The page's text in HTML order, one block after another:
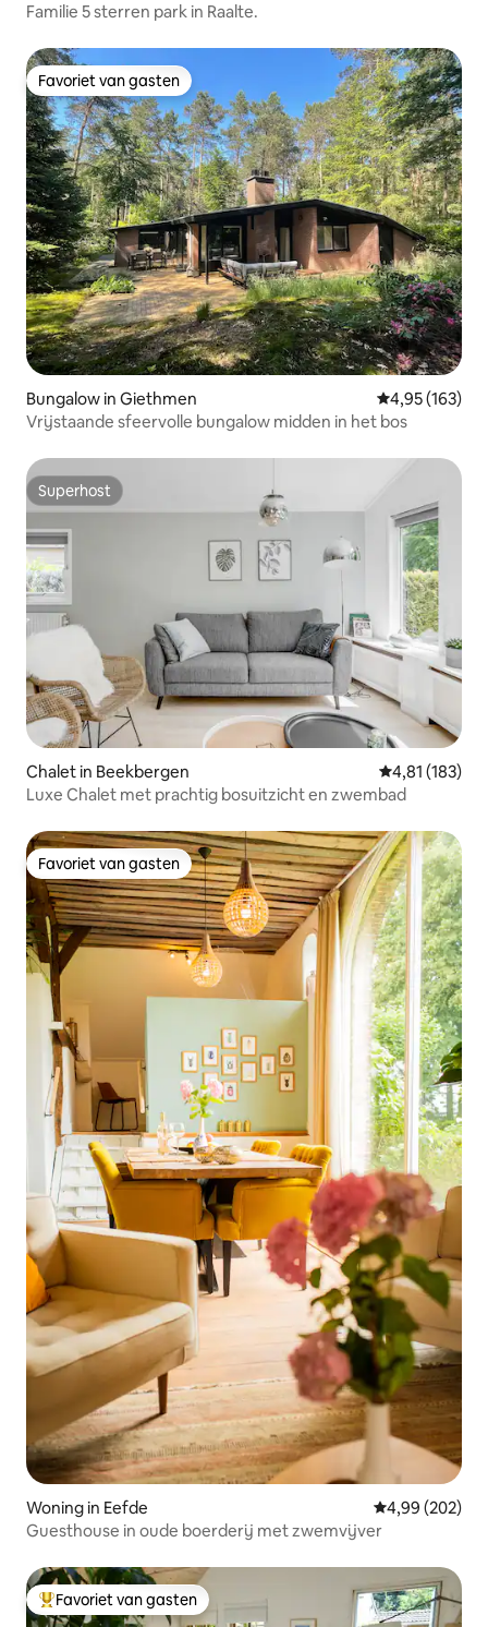
Familie 5 sterren park in Raalte.
Favoriet van gasten
Favoriet van gasten
Bungalow in Giethmen Gemiddelde
4,95 (163)
Vrijstaande sfeervolle bungalow midden in het bos
Superhost
Superhost
Chalet in Beekbergen Gemiddelde
4,81 (183)
Luxe Chalet met prachtig bosuitzicht en zwembad
Favoriet van gasten
Favoriet van gasten
Woning in Eefde Gemiddelde
4,99 (202)
Guesthouse in oude boerderij met zwemvijver
Topfavoriet van gasten
Favoriet van gasten